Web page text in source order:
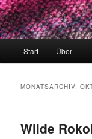
Start Über
MONATSARCHIV:
Wilde